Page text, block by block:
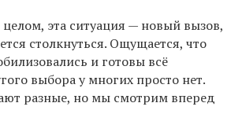
эта ситуация — новый вызов,
столкнуться. Ощущается, что
и готовы всё
выбора у многих просто нет.
разные, но мы смотрим вперед